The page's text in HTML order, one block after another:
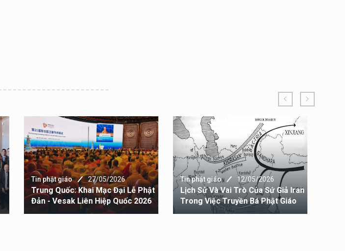
Tin phật giáo 27/05/2026
Trung Quốc: Khai Mạc Đại Lễ Phật
Đản - Vesak Liên Hiệp Quốc 2026
Tin phật giáo 12/05/2026
Lịch Sử Và Vai Trò Của Sứ Giả Iran
Trong Việc Truyền Bá Phật Giáo